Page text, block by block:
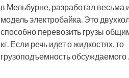
в Мельбурне, разработал весьма
модель электробайка. Это
способно перевозить грузы
кг. Если речь идет о жидкостях, то
грузоподъемность обсуждаемого